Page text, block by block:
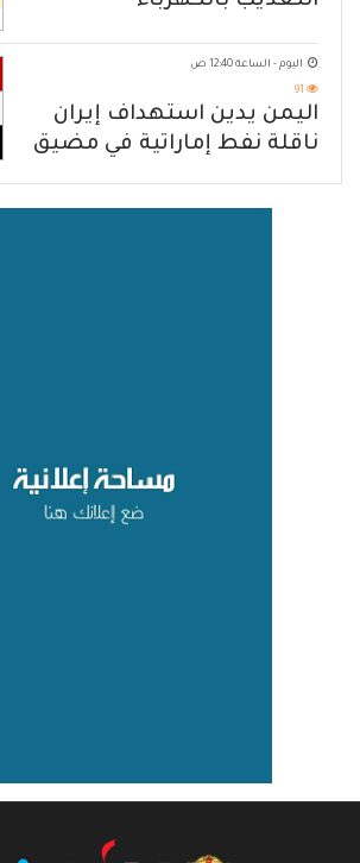
اليوم - الساعة 12:40 ص
91
اليمن يدين استهداف إيران
ناقلة نفط إماراتية في مضيق